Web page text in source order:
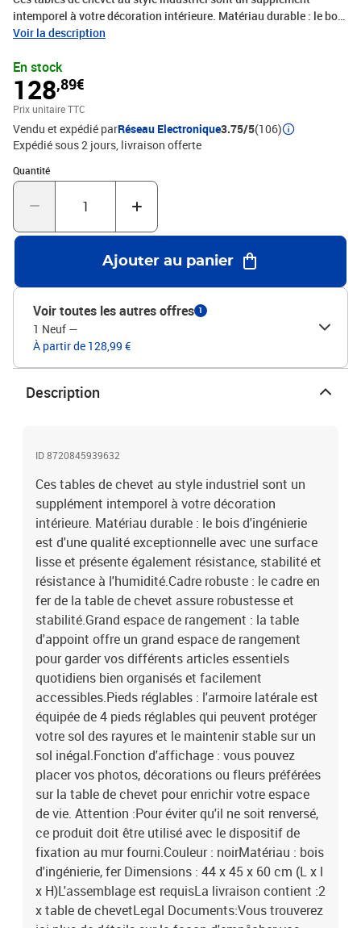
intemporel à votre décoration intérieure. Matériau durable : le bois
d'ingénierie est d'une qualité exceptionnelle avec une surface lisse
l'humidité.Cadre robuste : le cadre en fer de la table de chevet
assure robustesse et stabilité.Grand espace de rangement : la
table d'appoint offre un grand espace de rangement pour garder
vos différents articles essentiels quotidiens bien organisés et
facilement accessibles.Pieds réglables : l'armoire latérale est
équipée de 4 pieds réglables qui peuvent protéger votre sol des
rayures et le maintenir stable sur un sol inégal.Fonction
d'affichage : vous pouvez placer vos photos, décorations ou fleurs
préférées sur la table de chevet pour enrichir votre espace de vie.
utilisé avec le dispositif de fixation au mur fourni.Couleur :
noirMatériau : bois d'ingénierie, fer Dimensions : 44 x 45 x 60 cm (L
x l x H)L'assemblage est requisLa livraison contient :2 x table de
chevetLegal Documents:Vous trouverez ici plus de détails sur la
façon d'empêcher vos meubles de basculer
Voir la description
En stock
128,89€
Prix unitaire TTC
Vendu et expédié parRéseau Electronique3.75/5(106)
Expédié sous 2 jours livraison offerte
Quantité
Quantité : 1
Ajouter au panier
Voir toutes les autres offres 1
1 Neuf —
À partir de 128,99 €
Description
ID 8720845939632
Ces tables de chevet au style industriel sont un
supplément intemporel à votre décoration
intérieure. Matériau durable : le bois d'ingénierie
est d'une qualité exceptionnelle avec une surface
lisse et présente également résistance, stabilité et
résistance à l'humidité.Cadre robuste : le cadre en
fer de la table de chevet assure robustesse et
stabilité.Grand espace de rangement : la table
d'appoint offre un grand espace de rangement
pour garder vos différents articles essentiels
quotidiens bien organisés et facilement
accessibles.Pieds réglables : l'armoire latérale est
équipée de 4 pieds réglables qui peuvent protéger
votre sol des rayures et le maintenir stable sur un
sol inégal.Fonction d'affichage : vous pouvez
placer vos photos, décorations ou fleurs préférées
sur la table de chevet pour enrichir votre espace
de vie. Attention :Pour éviter qu'il ne soit renversé,
ce produit doit être utilisé avec le dispositif de
fixation au mur fourni.Couleur : noirMatériau : bois
d'ingénierie, fer Dimensions : 44 x 45 x 60 cm (L x l
x H)L'assemblage est requisLa livraison contient :2
x table de chevetLegal Documents:Vous trouverez